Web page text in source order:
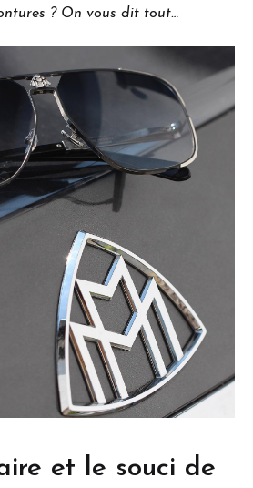
? On vous dit tout…
et le souci de